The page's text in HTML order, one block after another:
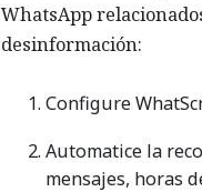
WhatsApp
desinformación:
Configure
Automatice la
mensajes, horas